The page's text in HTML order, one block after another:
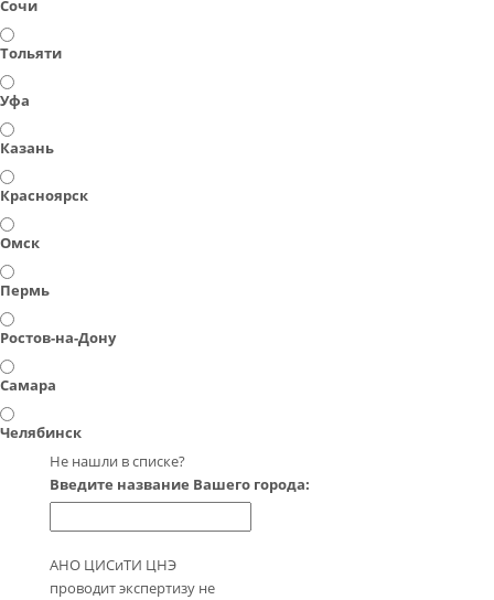
Сочи
Тольяти
Уфа
Казань
Красноярск
Омск
Пермь
Ростов-на-Дону
Самара
Челябинск
Не нашли в списке?
Введите название Вашего города:
АНО ЦИСиТИ ЦНЭ
проводит экспертизу не